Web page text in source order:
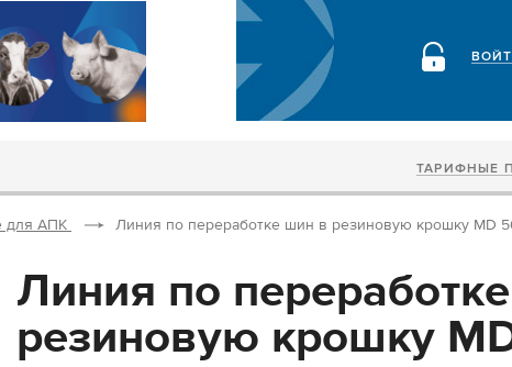
ТАРИФНЫЕ
для АПК Линия по переработке шин в резиновую крошку MD
Линия по
резиновую крошку